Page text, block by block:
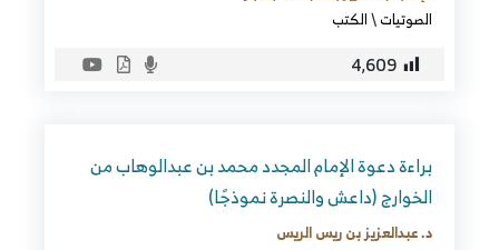
الصوتيات\الكتب
4٬609
براءة دعوة الإمام المجدد محمد بن عبدالوهاب من
الخوارج (داعش والنصرة نموذجًا)
د. عبدالعزيز بن ريس الريس